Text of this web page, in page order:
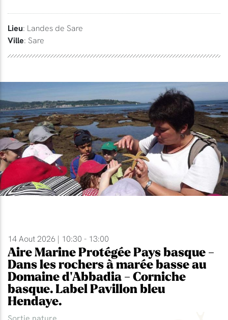
Lieu: Landes de Sare
Ville: Sare
14 Aout 2026 | 10:30 - 13:00
Aire Marine Protégée Pays basque -
Dans les rochers à marée basse au
Domaine d'Abbadia - Corniche
basque. Label Pavillon bleu
Hendaye.
Sortie nature